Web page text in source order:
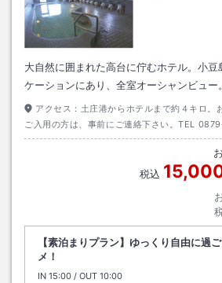
大自然に囲まれた高台に佇むホテル。小豆
ケーションにあり、全室オーシャンビュー。
アクセス： 土庄港からホテルまで約４キロ。
ご入用の方は、事前にご連絡下さい。TEL
税込
【素泊まりプラン】ゆっくり自由に過
メ！
IN チェックイン
15:00 / OUT チェックアウト
10:00